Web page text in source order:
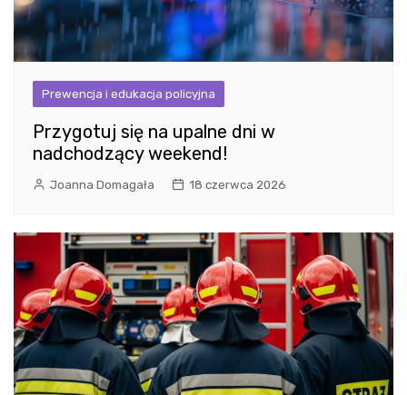
Prewencja i edukacja policyjna
Przygotuj się na upalne dni w
nadchodzący weekend!
Joanna Domagała 18 czerwca 2026